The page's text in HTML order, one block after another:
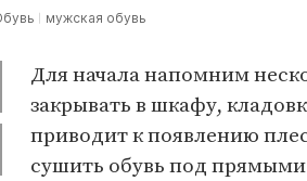
мужская обувь
Для начала напомним
закрывать в шкафу,
приводит к появлению
сушить обувь под